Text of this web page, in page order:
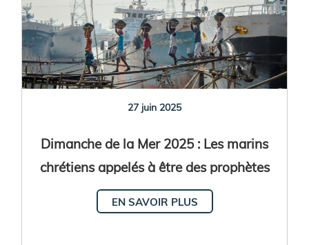
27 juin 2025
Dimanche de la Mer 2025 : Les marins
chrétiens appelés à être des prophètes
de paix
EN SAVOIR PLUS